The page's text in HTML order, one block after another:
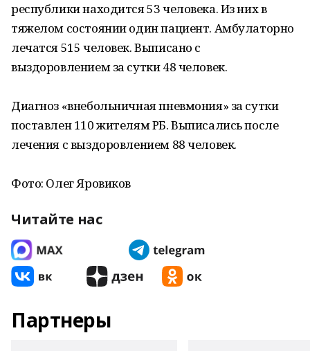
республики находится 53 человека. Из них в
тяжелом состоянии один пациент. Амбулаторно
лечатся 515 человек. Выписано с
выздоровлением за сутки 48 человек.
Диагноз «внебольничная пневмония» за сутки
поставлен 110 жителям РБ. Выписались после
лечения с выздоровлением 88 человек.
Фото: Олег Яровиков
Читайте нас
Партнеры